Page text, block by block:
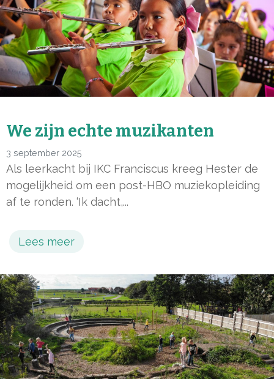
We zijn echte muzikanten
3 september 2025
Als leerkacht bij IKC Franciscus kreeg Hester de
mogelijkheid om een post-HBO muziekopleiding
af te ronden. ‘Ik dacht,...
Lees meer